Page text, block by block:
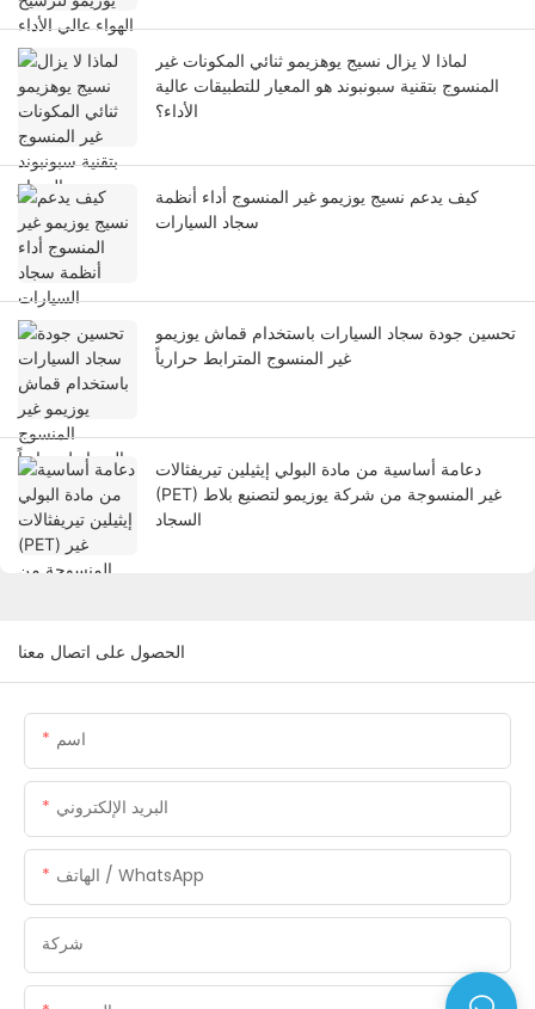
لماذا لا يزال نسيج يوهزيمو ثنائي المكونات غير
المنسوج بتقنية سبونبوند هو المعيار للتطبيقات عالية
الأداء؟
كيف يدعم نسيج يوزيمو غير المنسوج أداء أنظمة
سجاد السيارات
تحسين جودة سجاد السيارات باستخدام قماش يوزيمو
غير المنسوج المترابط حرارياً
دعامة أساسية من مادة البولي إيثيلين تيريفثالات
(PET) غير المنسوجة من شركة يوزيمو لتصنيع بلاط
السجاد
الحصول على اتصال معنا
اسم
البريد الإلكتروني
الهاتف / WhatsApp
شركة